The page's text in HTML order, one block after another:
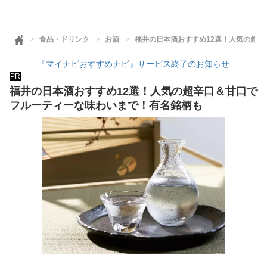
食品・ドリンク お酒 福井の日本酒おすすめ12選！人気の超
『マイナビおすすめナビ』サービス終了のお知らせ
PR
福井の日本酒おすすめ12選！人気の超辛口＆甘口で
フルーティーな味わいまで！有名銘柄も